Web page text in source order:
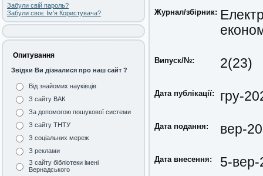
Забули свій пароль?
Забули своє Ім’я Користувача?
Опитування
Звідки Ви дізналися про наш сайт ?
Від знайомих науківців
З сайту ВАК
За допомогою пошукової системи
З сайту ТНТУ
З соціальних мереж
З реклами
З сайту бібліотеки імені
Вернадського
Журнал/збірник:
Випуск/№: 2(23)
Дата публікації: гру-
Дата подання: вер-
Дата внесення: 5-вер-